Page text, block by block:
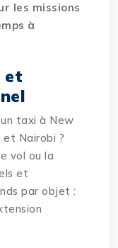
les missions
à
et
taxi à New
et Nairobi ?
vol ou la
et
par objet :